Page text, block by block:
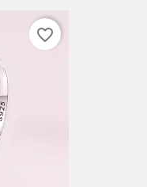
favorite_border